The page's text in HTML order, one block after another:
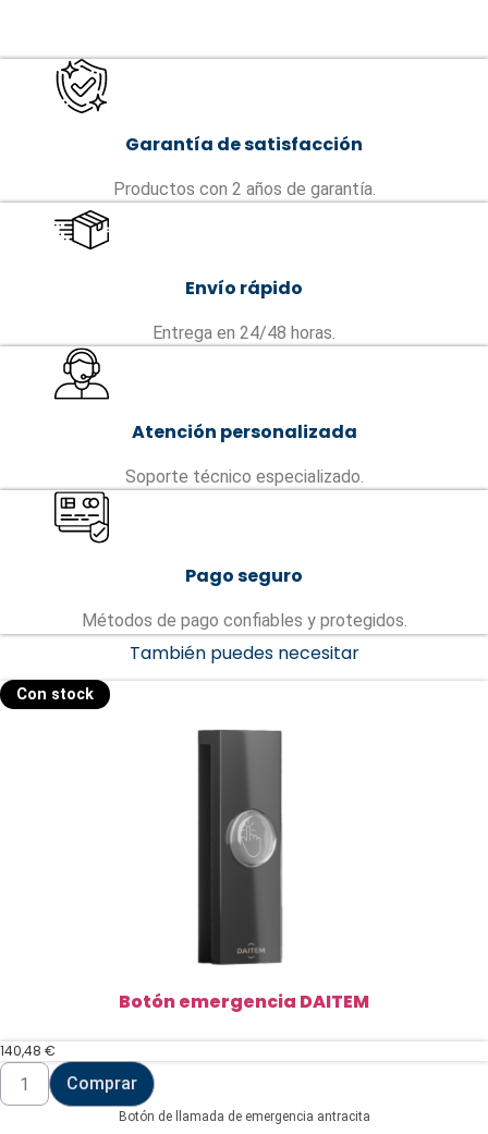
Garantía de satisfacción
Productos con 2 años de garantía.
Envío rápido
Entrega en 24/48 horas.
Atención personalizada
Soporte técnico especializado.
Pago seguro
Métodos de pago confiables y protegidos.
También puedes necesitar
Con stock
Botón emergencia DAITEM
140,48 €
Botón
emergencia
DAITEM
Comprar
Botón de llamada de emergencia antracita